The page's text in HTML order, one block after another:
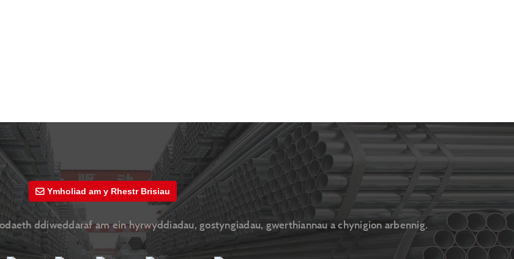
Ymholiad am y Rhestr Brisiau
ddiweddaraf am ein hyrwyddiadau, gostyngiadau, gwerthiannau a chynigion arbennig.